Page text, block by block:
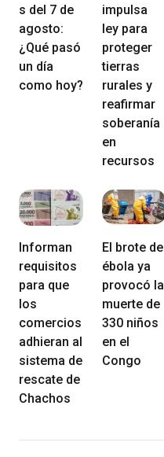
s del 7 de
agosto:
¿Qué pasó
un día
como hoy?
impulsa
ley para
proteger
tierras
rurales y
reafirmar
soberanía
en
recursos
Informan
requisitos
para que
los
comercios
adhieran al
sistema de
rescate de
Chachos
El brote de
ébola ya
provocó la
muerte de
330 niños
en el
Congo